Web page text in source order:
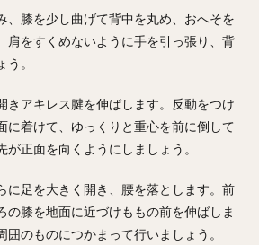
、膝を少し曲げて背中を丸め、おへそを
肩をすくめないように手を引っ張り、背
。
きアキレス腱を伸ばします。反動をつけ
に着けて、ゆっくりと重心を前に倒して
正面を向くようにしましょう。
に足を大きく開き、腰を落とします。前
の膝を地面に近づけももの前を伸ばしま
のものにつかまって行いましょう。